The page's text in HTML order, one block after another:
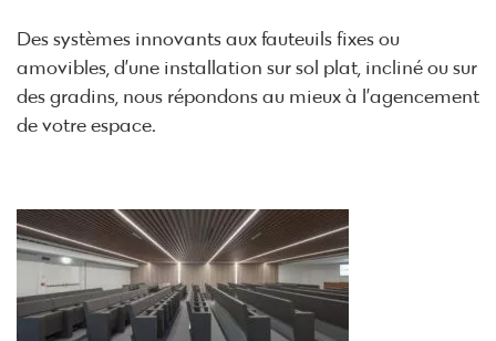
Des systèmes innovants aux fauteuils fixes ou
amovibles, d’une installation sur sol plat, incliné ou sur
des gradins, nous répondons au mieux à l’agencement
de votre espace.